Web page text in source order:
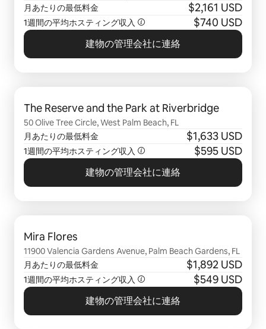
月あたりの最低料金
$2,161 USD
1週間の平均ホスティング収入 $740 USD
建物の管理会社に連絡
The Reserve and the Park at Riverbridge
50 Olive Tree Circle, West Palm Beach, FL
月あたりの最低料金
$1,633 USD
1週間の平均ホスティング収入 $595 USD
建物の管理会社に連絡
Mira Flores
11900 Valencia Gardens Avenue, Palm Beach Gardens, FL
月あたりの最低料金
$1,892 USD
1週間の平均ホスティング収入 $549 USD
建物の管理会社に連絡